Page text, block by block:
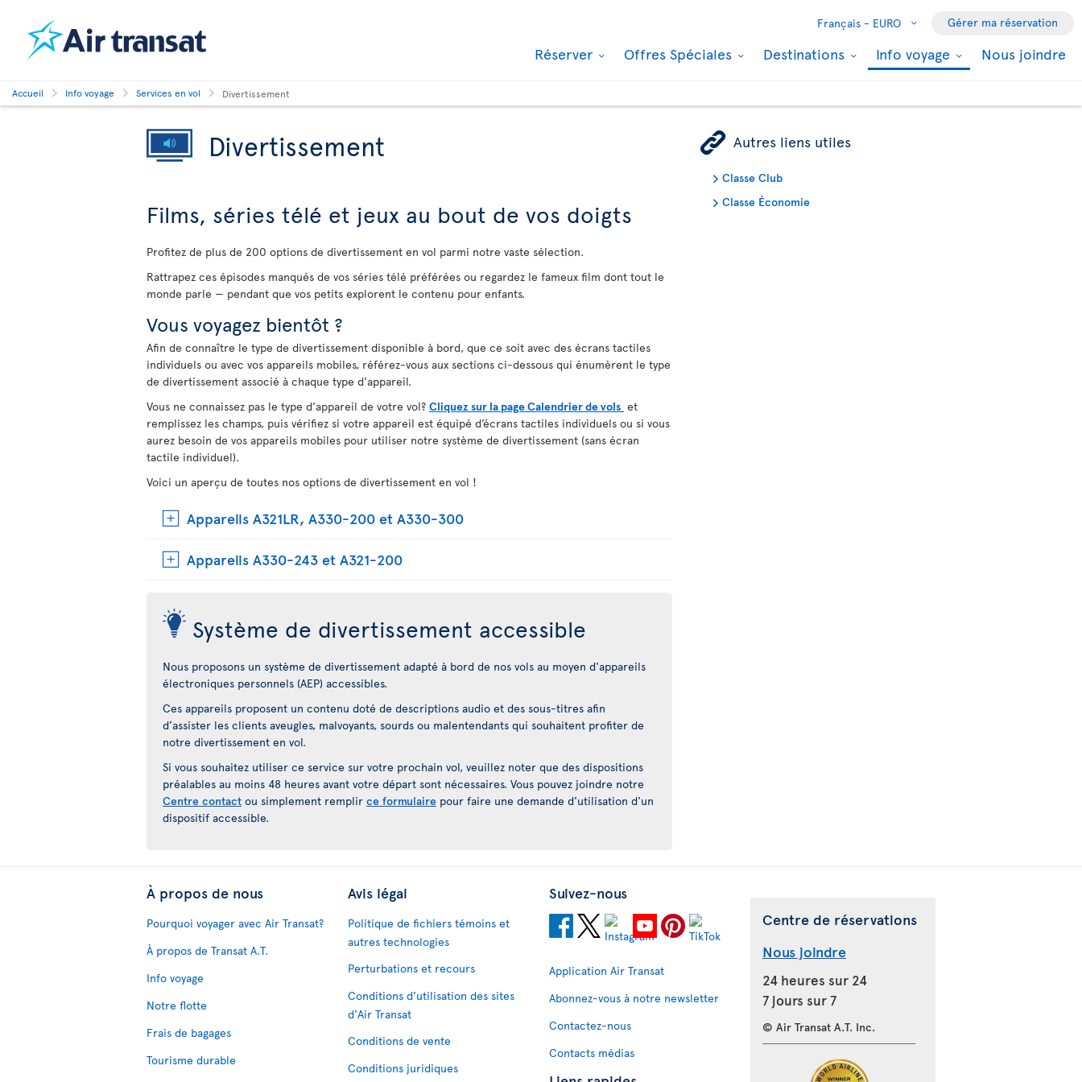
Français - EURO Gérer ma réservation
Réserver Offres Spéciales Destinations Info voyage Nous joindre
Accueil Info voyage Services en vol Divertissement
Divertissement
Films, séries télé et jeux au bout de vos doigts
Profitez de plus de 200 options de divertissement en vol parmi notre vaste sélection.
Rattrapez ces épisodes manqués de vos séries télé préférées ou regardez le fameux film dont tout le
monde parle — pendant que vos petits explorent le contenu pour enfants.
Vous voyagez bientôt ?
Afin de connaître le type de divertissement disponible à bord, que ce soit avec des écrans tactiles
individuels ou avec vos appareils mobiles, référez-vous aux sections ci-dessous qui énumèrent le type
de divertissement associé à chaque type d'appareil.
Vous ne connaissez pas le type d’appareil de votre vol? Cliquez sur la page Calendrier de vols et
remplissez les champs, puis vérifiez si votre appareil est équipé d’écrans tactiles individuels ou si vous
aurez besoin de vos appareils mobiles pour utiliser notre système de divertissement (sans écran
tactile individuel).
Voici un aperçu de toutes nos options de divertissement en vol !
Appareils A321LR, A330-200 et A330-300
Appareils A330-243 et A321-200
Système de divertissement accessible
Nous proposons un système de divertissement adapté à bord de nos vols au moyen d'appareils
électroniques personnels (AEP) accessibles.
Ces appareils proposent un contenu doté de descriptions audio et des sous-titres afin
d’assister les clients aveugles, malvoyants, sourds ou malentendants qui souhaitent profiter de
notre divertissement en vol.
Si vous souhaitez utiliser ce service sur votre prochain vol, veuillez noter que des dispositions
préalables au moins 48 heures avant votre départ sont nécessaires. Vous pouvez joindre notre
Centre contact ou simplement remplir ce formulaire pour faire une demande d'utilisation d'un
dispositif accessible.
ÿ Autres liens utiles
Classe Club
Classe Économie
À propos de nous
Pourquoi voyager avec Air Transat?
À propos de Transat A.T.
Info voyage
Notre flotte
Frais de bagages
Tourisme durable
Avis légal
Politique de fichiers témoins et
autres technologies
Perturbations et recours
Conditions d’utilisation des sites
d'Air Transat
Conditions de vente
Conditions juridiques
Suivez-nous
Application Air Transat
Abonnez-vous à notre newsletter
Contactez-nous
Contacts médias
Centre de réservations
Nous joindre
24 heures sur 24
7 jours sur 7
© Air Transat A.T. Inc.